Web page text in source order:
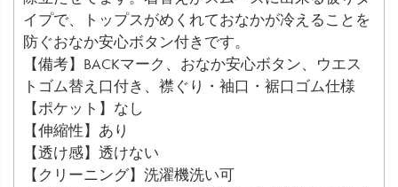
イプで、トップスがめくれておなかが冷えることを
防ぐおなか安心ボタン付きです。
【備考】BACKマーク、おなか安心ボタン、ウエス
トゴム替え口付き、襟ぐり・袖口・裾口ゴム仕様
【ポケット】なし
【伸縮性】あり
【透け感】透けない
【クリーニング】洗濯機洗い可